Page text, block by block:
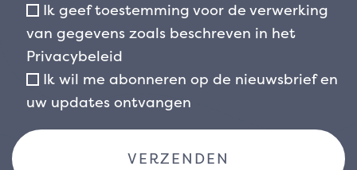
Ik geef toestemming voor de verwerking
van gegevens zoals beschreven in het
Privacybeleid
Ik wil me abonneren op de nieuwsbrief en
uw updates ontvangen